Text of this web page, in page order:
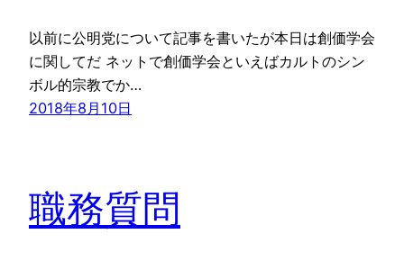
以前に公明党について記事を書いたが本日は創価学会
に関してだ ネットで創価学会といえばカルトのシン
ボル的宗教でか…
2018年8月10日
職務質問